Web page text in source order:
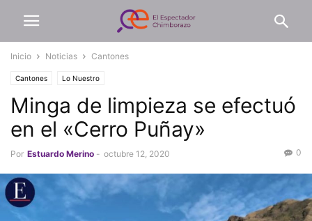
Inicio Noticias Cantones
Cantones Lo Nuestro
Minga de limpieza se efectuó
en el «Cerro Puñay»
Por Estuardo Merino - octubre 12, 2020 0